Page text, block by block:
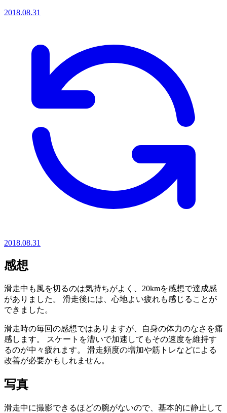
2018.08.31
2018.08.31
感想
滑走中も風を切るのは気持ちがよく、20kmを感想で達成感
がありました。 滑走後には、心地よい疲れも感じることが
できました。
滑走時の毎回の感想ではありますが、自身の体力のなさを痛
感します。 スケートを漕いで加速してもその速度を維持す
るのが中々疲れます。 滑走頻度の増加や筋トレなどによる
改善が必要かもしれません。
写真
滑走中に撮影できるほどの腕がないので、基本的に静止して